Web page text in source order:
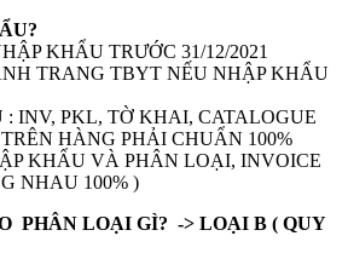
KHẨU TRƯỚC 31/12/2021
TRANG TBYT NẾU NHẬP KHẨU
INV, PKL, TỜ KHAI, CATALOGUE
HÀNG PHẢI CHUẨN 100%
KHẨU VÀ PHÂN LOẠI, INVOICE
NHAU 100% )
PHÂN LOẠI GÌ? -> LOẠI B ( QUY